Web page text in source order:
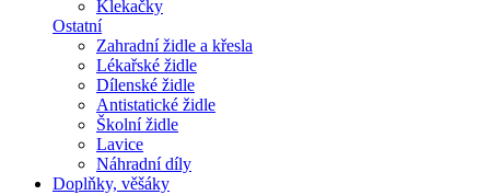
Klekačky
Ostatní
Zahradní židle a křesla
Lékařské židle
Dílenské židle
Antistatické židle
Školní židle
Lavice
Náhradní díly
Doplňky, věšáky